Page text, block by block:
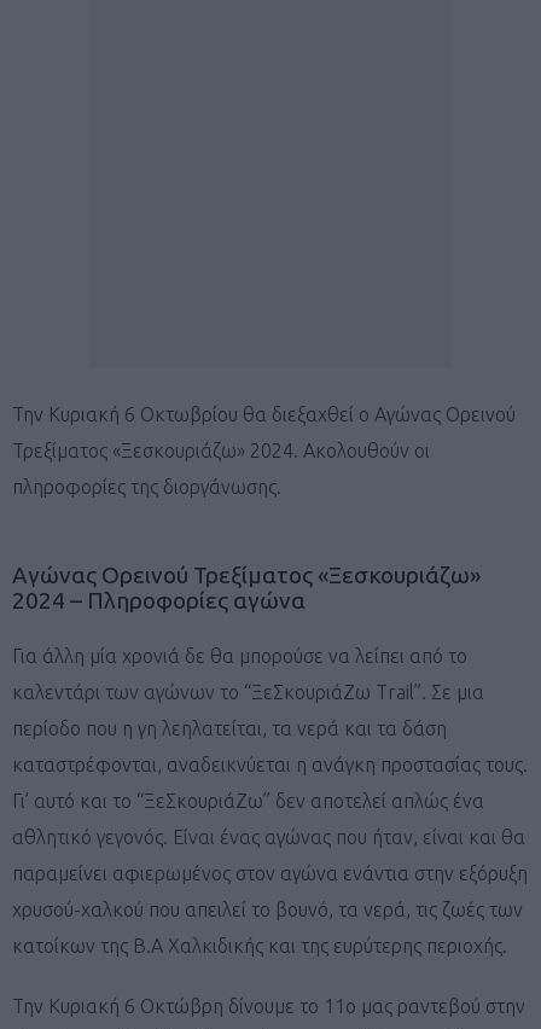
Την Κυριακή 6 Οκτωβρίου θα διεξαχθεί ο Αγώνας Ορεινού
Τρεξίματος «Ξεσκουριάζω» 2024. Ακολουθούν οι
πληροφορίες της διοργάνωσης.
Αγώνας Ορεινού Τρεξίματος «Ξεσκουριάζω»
2024 – Πληροφορίες αγώνα
Για άλλη μία χρονιά δε θα μπορούσε να λείπει από το
καλεντάρι των αγώνων το “ΞεΣκουριάΖω Trail”. Σε μια
περίοδο που η γη λεηλατείται, τα νερά και τα δάση
καταστρέφονται, αναδεικνύεται η ανάγκη προστασίας τους.
Γι’ αυτό και το “ΞεΣκουριάΖω” δεν αποτελεί απλώς ένα
αθλητικό γεγονός. Είναι ένας αγώνας που ήταν, είναι και θα
παραμείνει αφιερωμένος στον αγώνα ενάντια στην εξόρυξη
χρυσού-χαλκού που απειλεί το βουνό, τα νερά, τις ζωές των
κατοίκων της Β.Α Χαλκιδικής και της ευρύτερης περιοχής.
Την Κυριακή 6 Οκτώβρη δίνουμε το 11ο μας ραντεβού στην